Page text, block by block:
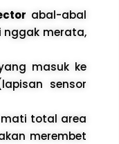
abal-abal
nggak merata,
masuk ke
sensor
total area
merembet